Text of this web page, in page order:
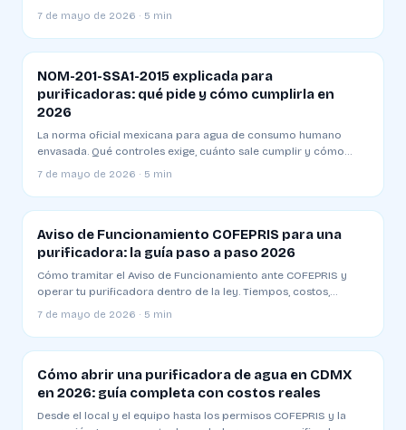
método de saldos por cliente que aplican las plantas
7 de mayo de 2026 · 5 min
NOM-201-SSA1-2015 explicada para
purificadoras: qué pide y cómo cumplirla en
2026
La norma oficial mexicana para agua de consumo humano
envasada. Qué controles exige, cuánto sale cumplir y cómo
evitar las multas que cierran plantas.
7 de mayo de 2026 · 5 min
Aviso de Funcionamiento COFEPRIS para una
purificadora: la guía paso a paso 2026
Cómo tramitar el Aviso de Funcionamiento ante COFEPRIS y
operar tu purificadora dentro de la ley. Tiempos, costos,
formatos y los errores comunes que retrasan el trámite.
7 de mayo de 2026 · 5 min
Cómo abrir una purificadora de agua en CDMX
en 2026: guía completa con costos reales
Desde el local y el equipo hasta los permisos COFEPRIS y la